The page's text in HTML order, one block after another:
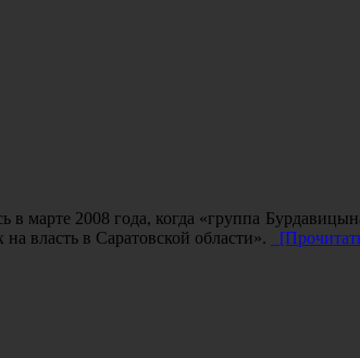
в марте 2008 года, когда «группа
власть в Саратовской области».